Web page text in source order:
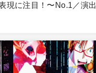
現に注目！〜No.1／演出